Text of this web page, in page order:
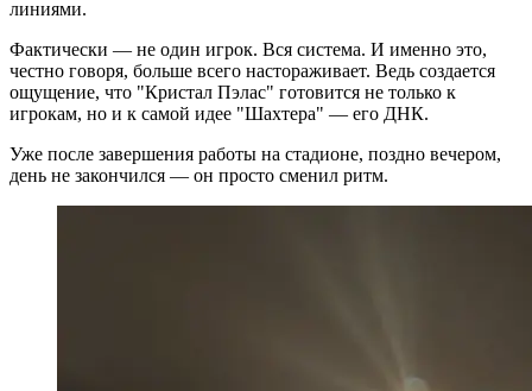
линиями.
Фактически — не один игрок. Вся система. И именно это,
честно говоря, больше всего настораживает. Ведь создается
ощущение, что "Кристал Пэлас" готовится не только к
игрокам, но и к самой идее "Шахтера" — его ДНК.
Уже после завершения работы на стадионе, поздно вечером,
день не закончился — он просто сменил ритм.